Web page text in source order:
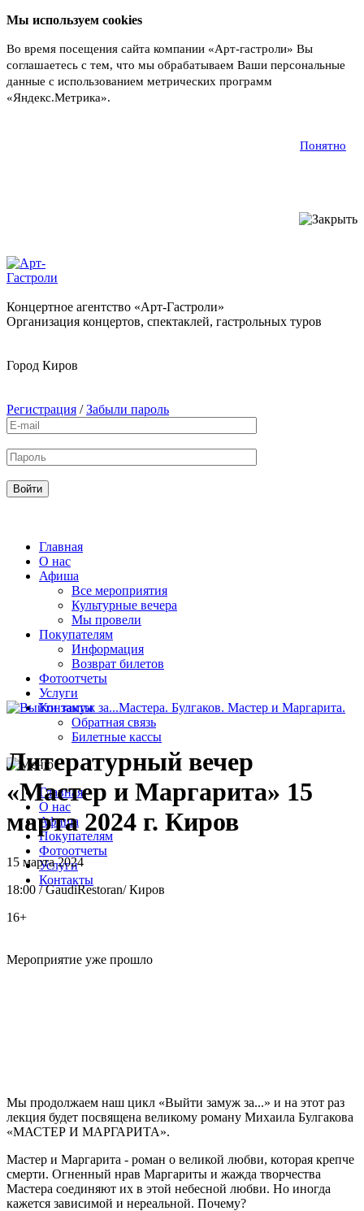
Мы используем cookies
Во время посещения сайта компании «Арт-гастроли» Вы
соглашаетесь с тем, что мы обрабатываем Ваши персональные
данные с использованием метрических программ
«Яндекс.Метрика».
Понятно
Концертное агентство «Арт-Гастроли»
Организация концертов, спектаклей, гастрольных туров
Город Киров
Регистрация / Забыли пароль
Главная
О нас
Афиша
Все мероприятия
Культурные вечера
Мы провели
Покупателям
Информация
Возврат билетов
Фотоотчеты
Услуги
Контакты
Обратная связь
Билетные кассы
Главная
О нас
Афиша
Покупателям
Фотоотчеты
Услуги
Контакты
Литературный вечер
«Мастер и Маргарита» 15
марта 2024 г. Киров
15 марта 2024
18:00 /GaudiRestoran/Киров
16+
Мероприятие уже прошло
Мы продолжаем наш цикл «Выйти замуж за...» и на этот раз
лекция будет посвящена великому роману Михаила Булгакова
«МАСТЕР И МАРГАРИТА».
Мастер и Маргарита - роман о великой любви, которая крепче
смерти. Огненный нрав Маргариты и жажда творчества
Мастера соединяют их в этой небесной любви. Но иногда
кажется зависимой и нереальной. Почему?